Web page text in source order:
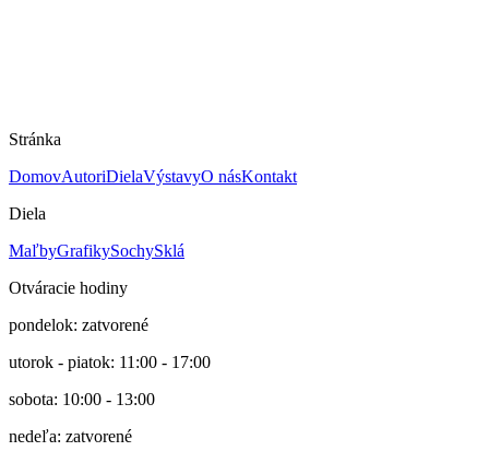
Stránka
DomovAutoriDielaVýstavyO násKontakt
Diela
MaľbyGrafikySochySklá
Otváracie hodiny
pondelok: zatvorené
utorok - piatok: 11:00 - 17:00
sobota: 10:00 - 13:00
nedeľa: zatvorené